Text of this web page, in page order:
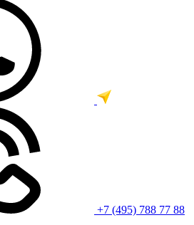
+7 (495) 788 77 88